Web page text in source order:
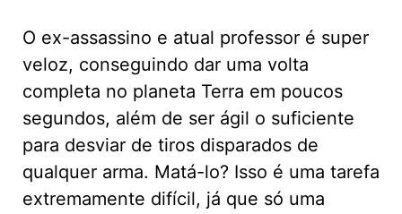
O ex-assassino e atual professor é super
veloz, conseguindo dar uma volta
completa no planeta Terra em poucos
segundos, além de ser ágil o suficiente
para desviar de tiros disparados de
qualquer arma. Matá-lo? Isso é uma tarefa
extremamente difícil, já que só uma